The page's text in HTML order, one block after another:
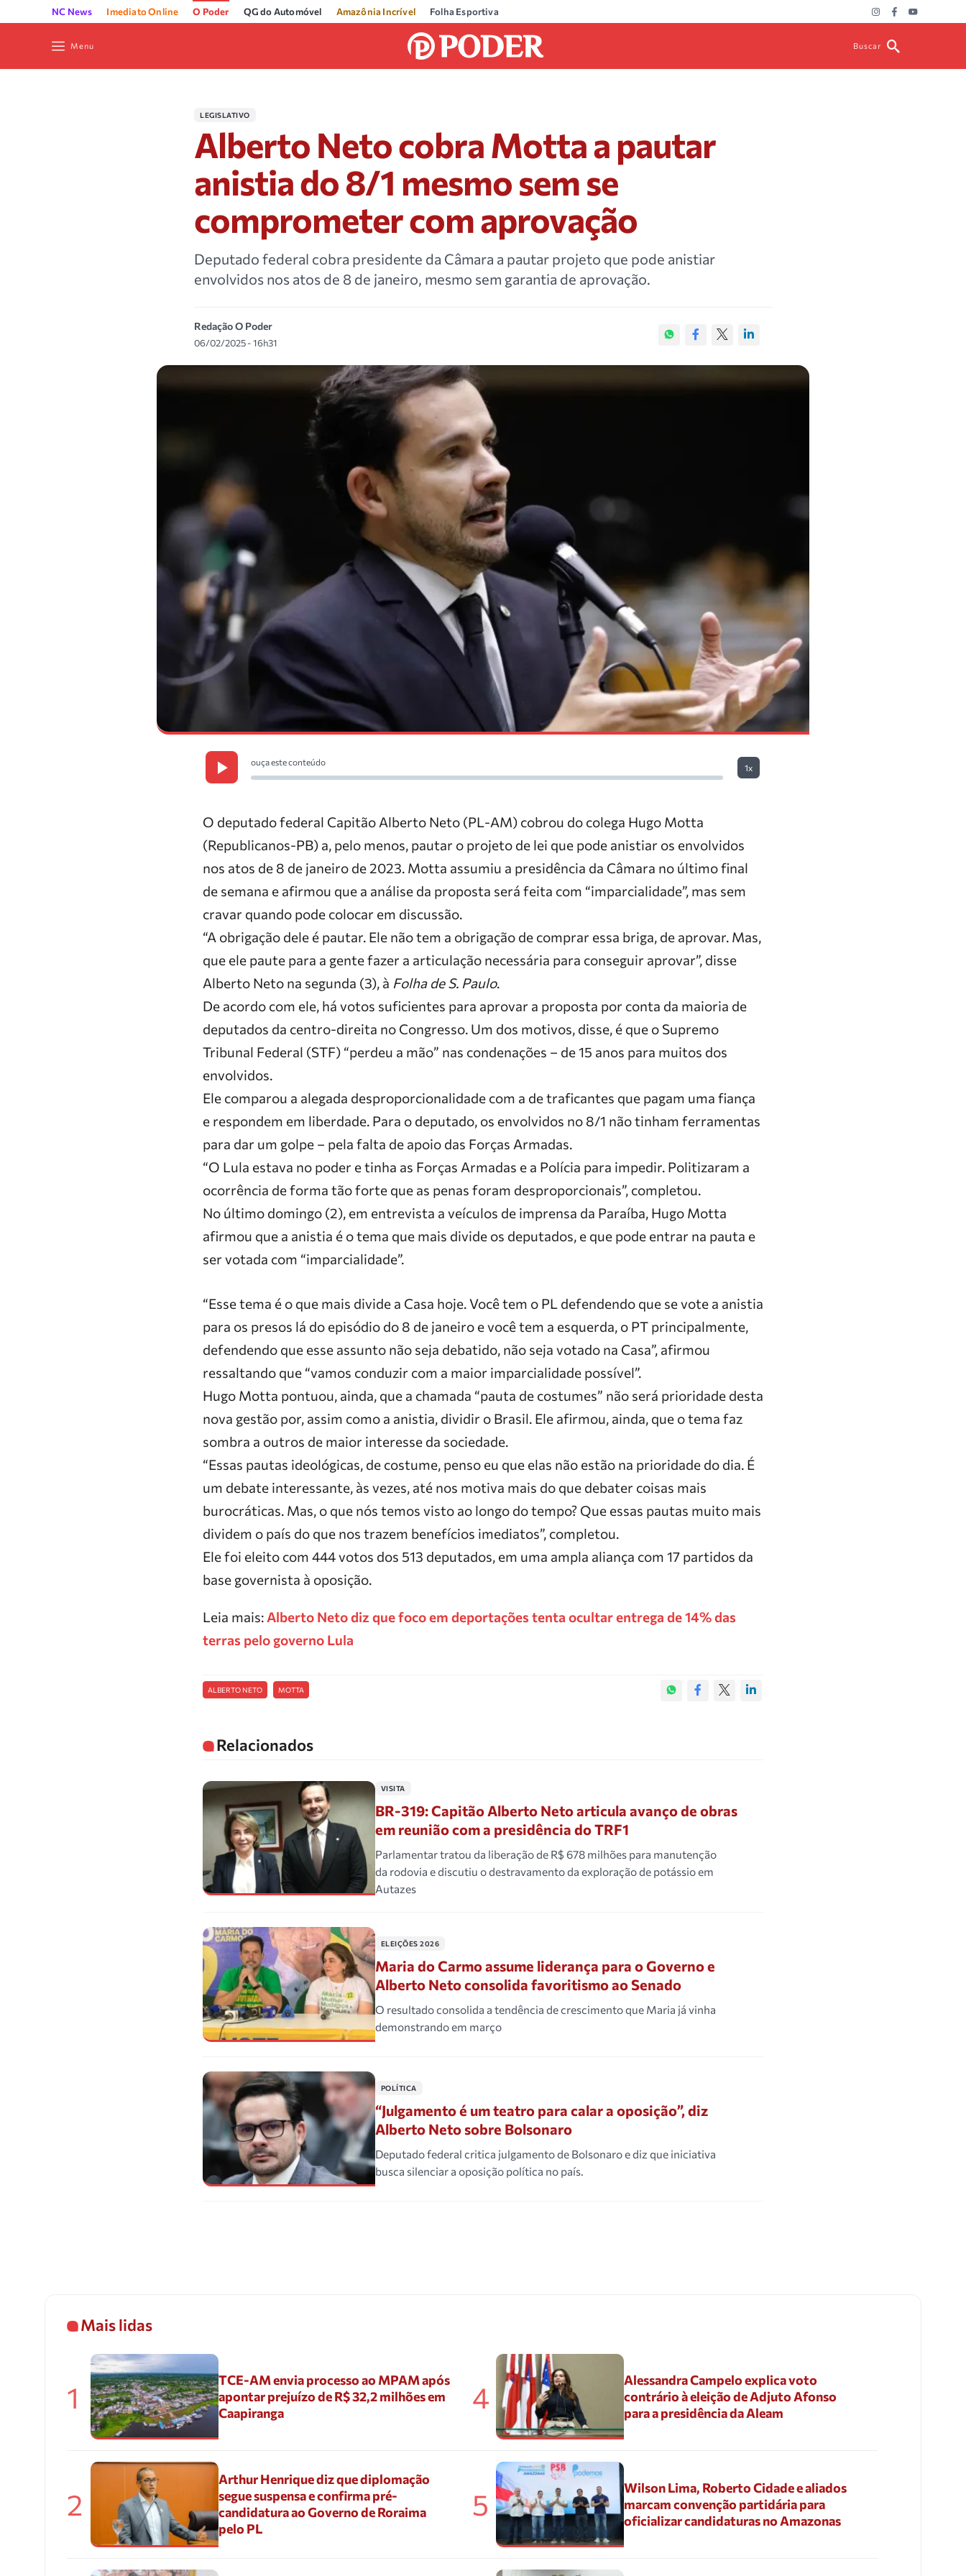
NC News Imediato Online O Poder QG do Automóvel Amazônia Incrível Folha Esportiva
Menu Buscar
LEGISLATIVO
Alberto Neto cobra Motta a pautar
anistia do 8/1 mesmo sem se
comprometer com aprovação
Deputado federal cobra presidente da Câmara a pautar projeto que pode anistiar
envolvidos nos atos de 8 de janeiro, mesmo sem garantia de aprovação.
Redação O Poder
06/02/2025 - 16h31
ouça este conteúdo
1x
O deputado federal Capitão Alberto Neto (PL-AM) cobrou do colega Hugo Motta
(Republicanos-PB) a, pelo menos, pautar o projeto de lei que pode anistiar os envolvidos
nos atos de 8 de janeiro de 2023. Motta assumiu a presidência da Câmara no último final
de semana e afirmou que a análise da proposta será feita com “imparcialidade”, mas sem
cravar quando pode colocar em discussão.
“A obrigação dele é pautar. Ele não tem a obrigação de comprar essa briga, de aprovar. Mas,
que ele paute para a gente fazer a articulação necessária para conseguir aprovar”, disse
Alberto Neto na segunda (3), à Folha de S. Paulo.
De acordo com ele, há votos suficientes para aprovar a proposta por conta da maioria de
deputados da centro-direita no Congresso. Um dos motivos, disse, é que o Supremo
Tribunal Federal (STF) “perdeu a mão” nas condenações – de 15 anos para muitos dos
envolvidos.
Ele comparou a alegada desproporcionalidade com a de traficantes que pagam uma fiança
e respondem em liberdade. Para o deputado, os envolvidos no 8/1 não tinham ferramentas
para dar um golpe – pela falta de apoio das Forças Armadas.
“O Lula estava no poder e tinha as Forças Armadas e a Polícia para impedir. Politizaram a
ocorrência de forma tão forte que as penas foram desproporcionais”, completou.
No último domingo (2), em entrevista a veículos de imprensa da Paraíba, Hugo Motta
afirmou que a anistia é o tema que mais divide os deputados, e que pode entrar na pauta e
ser votada com “imparcialidade”.
“Esse tema é o que mais divide a Casa hoje. Você tem o PL defendendo que se vote a anistia
para os presos lá do episódio do 8 de janeiro e você tem a esquerda, o PT principalmente,
defendendo que esse assunto não seja debatido, não seja votado na Casa”, afirmou
ressaltando que “vamos conduzir com a maior imparcialidade possível”.
Hugo Motta pontuou, ainda, que a chamada “pauta de costumes” não será prioridade desta
nova gestão por, assim como a anistia, dividir o Brasil. Ele afirmou, ainda, que o tema faz
sombra a outros de maior interesse da sociedade.
“Essas pautas ideológicas, de costume, penso eu que elas não estão na prioridade do dia. É
um debate interessante, às vezes, até nos motiva mais do que debater coisas mais
burocráticas. Mas, o que nós temos visto ao longo do tempo? Que essas pautas muito mais
dividem o país do que nos trazem benefícios imediatos”, completou.
Ele foi eleito com 444 votos dos 513 deputados, em uma ampla aliança com 17 partidos da
base governista à oposição.
Leia mais: Alberto Neto diz que foco em deportações tenta ocultar entrega de 14% das
terras pelo governo Lula
ALBERTO NETO MOTTA
Relacionados
VISITA
BR-319: Capitão Alberto Neto articula avanço de obras
em reunião com a presidência do TRF1
Parlamentar tratou da liberação de R$ 678 milhões para manutenção
da rodovia e discutiu o destravamento da exploração de potássio em
Autazes
ELEIÇÕES 2026
Maria do Carmo assume liderança para o Governo e
Alberto Neto consolida favoritismo ao Senado
O resultado consolida a tendência de crescimento que Maria já vinha
demonstrando em março
POLÍTICA
“Julgamento é um teatro para calar a oposição”, diz
Alberto Neto sobre Bolsonaro
Deputado federal critica julgamento de Bolsonaro e diz que iniciativa
busca silenciar a oposição política no país.
Mais lidas
1
TCE-AM envia processo ao MPAM após
apontar prejuízo de R$ 32,2 milhões em
Caapiranga
2
Arthur Henrique diz que diplomação
segue suspensa e confirma pré-
candidatura ao Governo de Roraima
pelo PL
4
Alessandra Campelo explica voto
contrário à eleição de Adjuto Afonso
para a presidência da Aleam
5
Wilson Lima, Roberto Cidade e aliados
marcam convenção partidária para
oficializar candidaturas no Amazonas